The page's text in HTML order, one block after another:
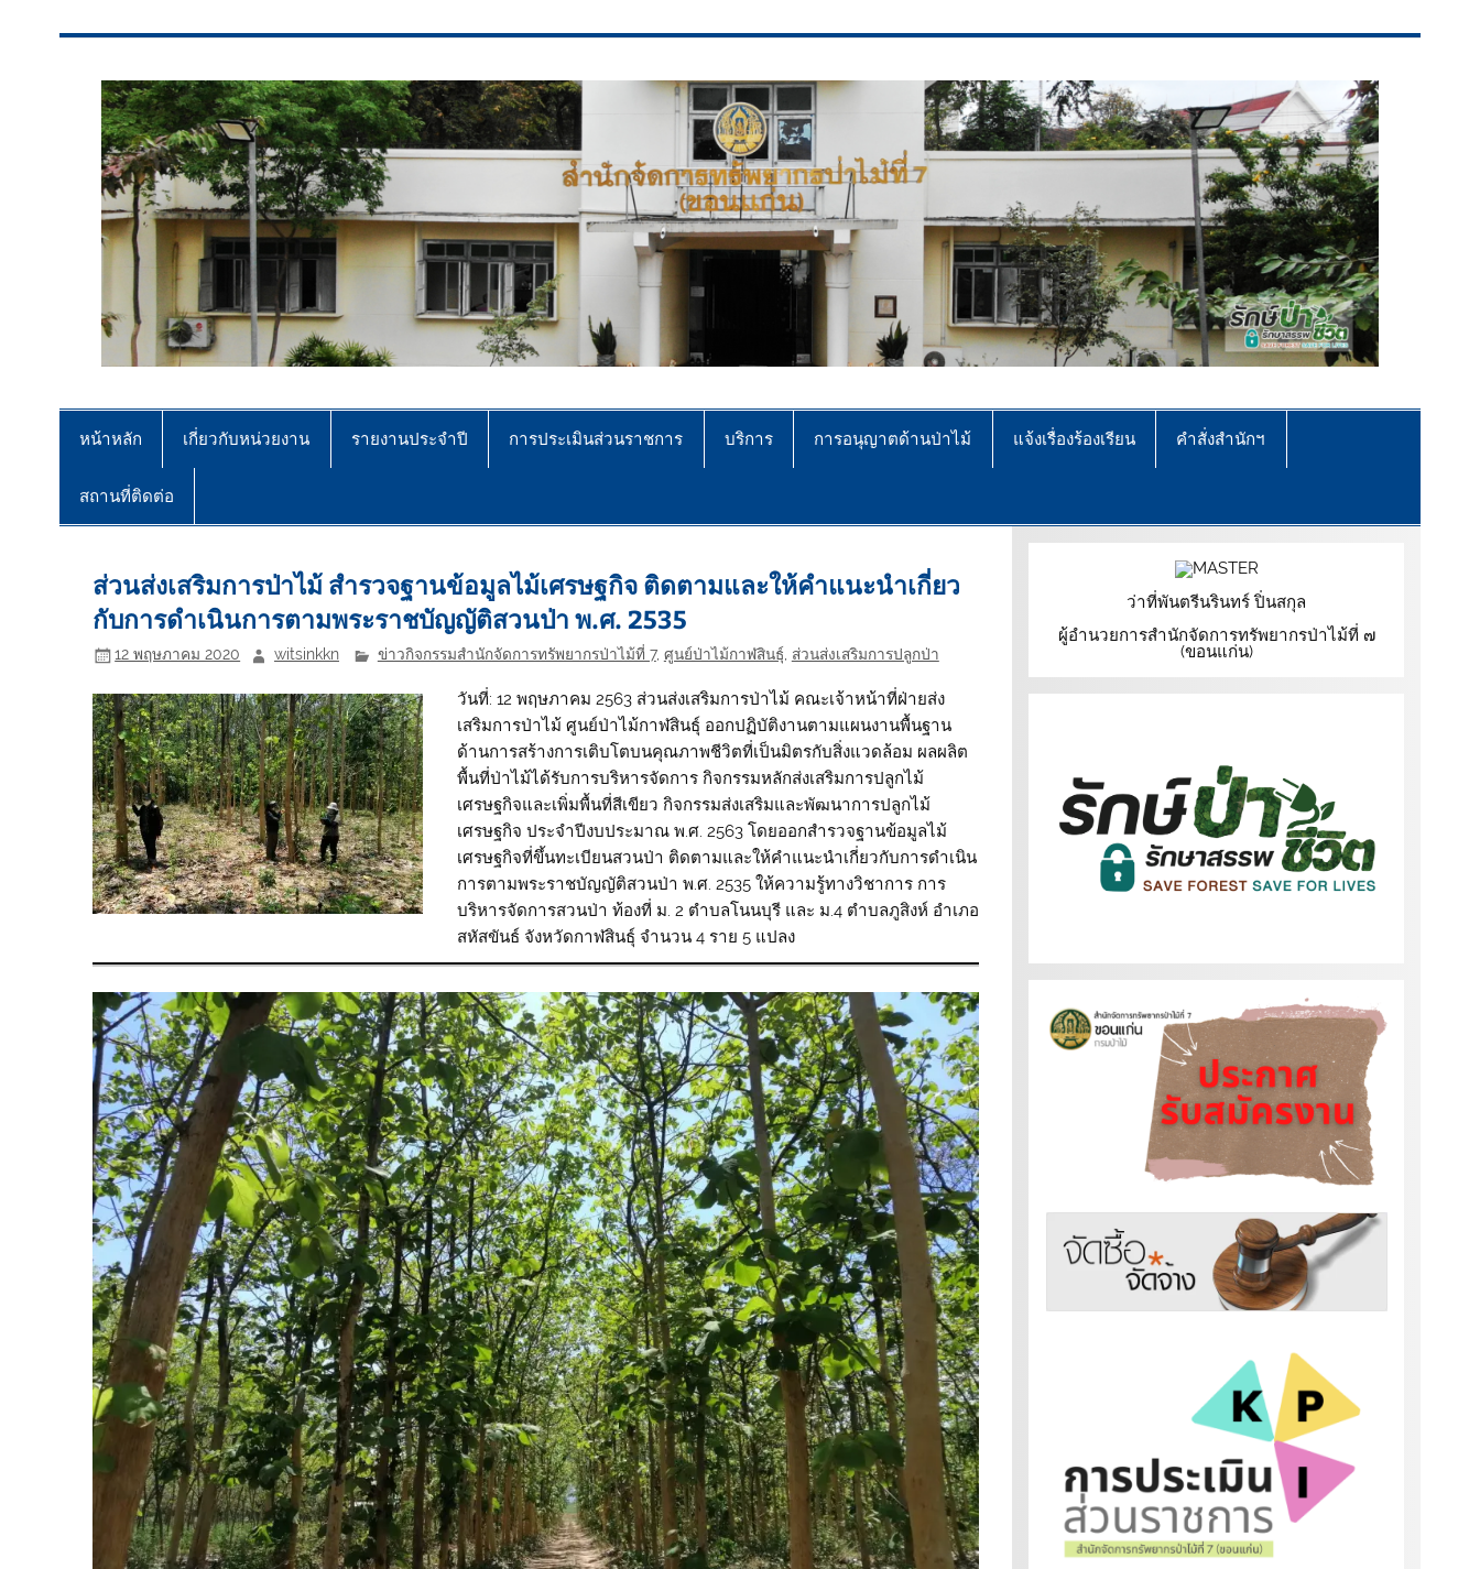
หน้าหลัก เกี่ยวกับหน่วยงาน รายงานประจำปี การประเมินส่วนราชการ บริการ การอนุญาตด้านป่าไม้ แจ้งเรื่องร้องเรียน คำสั่งสำนักฯ
สถานที่ติดต่อ
ส่วนส่งเสริมการป่าไม้ สำรวจฐานข้อมูลไม้เศรษฐกิจ ติดตามและให้คำแนะนำเกี่ยว
กับการดำเนินการตามพระราชบัญญัติสวนป่า พ.ศ. 2535
12 พฤษภาคม 2020 witsinkkn ข่าวกิจกรรมสำนักจัดการทรัพยากรป่าไม้ที่ 7, ศูนย์ป่าไม้กาฬสินธุ์ ส่วนส่งเสริมการปลูกป่า
วันที่: 12 พฤษภาคม 2563 ส่วนส่งเสริมการป่าไม้ คณะเจ้าหน้าที่ฝ่ายส่ง
เสริมการป่าไม้ ศูนย์ป่าไม้กาฬสินธุ์ ออกปฏิบัติงานตามแผนงานพื้นฐาน
ด้านการสร้างการเติบโตบนคุณภาพชีวิตที่เป็นมิตรกับสิ่งแวดล้อม ผลผลิต
พื้นที่ป่าไม้ได้รับการบริหารจัดการ กิจกรรมหลักส่งเสริมการปลูกไม้
เศรษฐกิจและเพิ่มพื้นที่สีเขียว กิจกรรมส่งเสริมและพัฒนาการปลูกไม้
เศรษฐกิจ ประจำปีงบประมาณ พ.ศ. 2563 โดยออกสำรวจฐานข้อมูลไม้
เศรษฐกิจที่ขึ้นทะเบียนสวนป่า ติดตามและให้คำแนะนำเกี่ยวกับการดำเนิน
การตามพระราชบัญญัติสวนป่า พ.ศ. 2535 ให้ความรู้ทางวิชาการ การ
บริหารจัดการสวนป่า ท้องที่ ม. 2 ตำบลโนนบุรี และ ม.4 ตำบลภูสิงห์ อำเภอ
สหัสขันธ์ จังหวัดกาฬสินธุ์ จำนวน 4 ราย 5 แปลง
ว่าที่พันตรีนรินทร์ ปิ่นสกุล
ผู้อำนวยการสำนักจัดการทรัพยากรป่าไม้ที่ ๗
(ขอนแก่น)